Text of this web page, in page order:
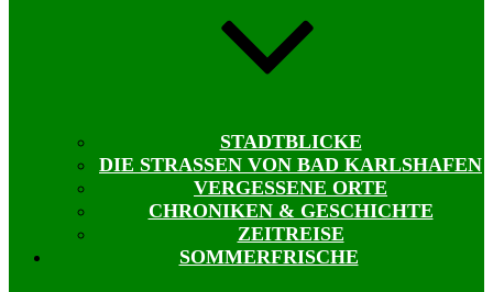
STADTBLICKE
DIE STRASSEN VON BAD KARLSHAFEN
VERGESSENE ORTE
CHRONIKEN & GESCHICHTE
ZEITREISE
SOMMERFRISCHE